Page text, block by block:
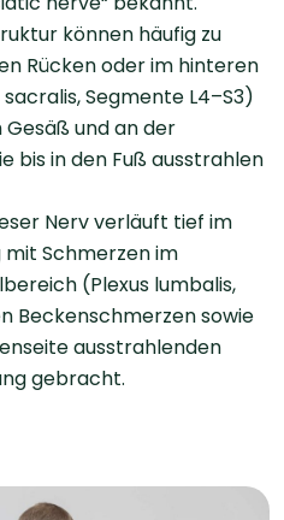
können häufig zu
Rücken oder im hinteren
Segmente L4–S3)
Gesäß und an der
bis in den Fuß ausstrahlen
Nerv verläuft tief im
mit Schmerzen im
(Plexus lumbalis,
Beckenschmerzen sowie
ausstrahlenden
gebracht.